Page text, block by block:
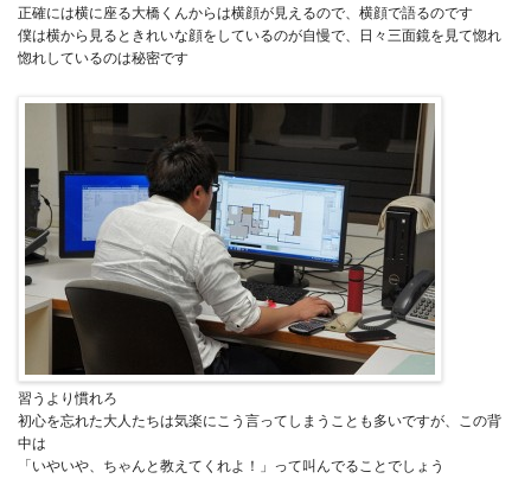
正確には横に座る大橋くんからは横顔が見えるので、横顔で語るのです
僕は横から見るときれいな顔をしているのが自慢で、日々三面鏡を見て惚れ
惚れしているのは秘密です
習うより慣れろ
初心を忘れた大人たちは気楽にこう言ってしまうことも多いですが、この背
中は
「いやいや、ちゃんと教えてくれよ！」って叫んでることでしょう